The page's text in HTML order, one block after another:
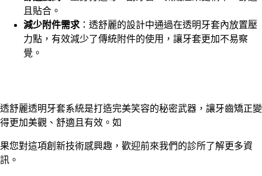
且貼合。
減少附件需求 ：透舒麗的設計中通過在透明牙套內放置壓
力點，有效減少了傳統附件的使用，讓牙套更加不易察
覺。
透舒麗透明牙套系統是打造完美笑容的秘密武器，讓牙齒矯正變
得更加美觀、舒適且有效。如
果您對這項創新技術感興趣，歡迎前來我們的診所了解更多資
訊。